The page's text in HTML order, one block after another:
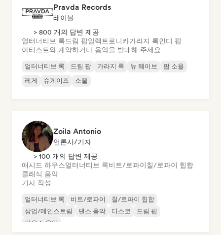
Pravda Records
레이블
> 800 개의 답변 제공
얼터너티브 록드림 팝일렉트로니카가라지 록인디 팝
아티스트와 계약하거나 음악을 발매해 주세요
얼터너티브 록 드림 팝 가라지 록 뉴 웨이브
팝 소울
레게
슈게이즈 소울
Zoila Antonio
언론사/기자
> 100 개의 답변 제공
애시드 하우스얼터너티브 록비트/로파이칠/로파이 힙합
클래식 음악
기사 작성
얼터너티브 록 비트/로파이
칠/로파이 힙합
상업/메인스트림
댄스 음악 디스코
드림 팝
하우스 음악